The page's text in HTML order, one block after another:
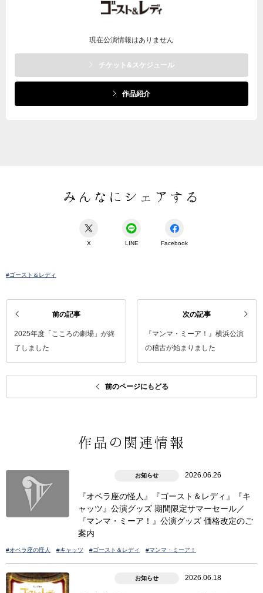
現在公演情報はありません
チケット&スケジュール
作品紹介
みんなにシェアする
X LINE Facebook
#ゴースト＆レディ
前の記事
2025年度「こころの劇場」が終
了しました
次の記事
『マンマ・ミーア！』横浜公演
の稽古が始まりました
前のページにもどる
作品の関連情報
お知らせ 2026.06.26
『オペラ座の怪人』『ゴースト＆レディ』『キ
ャッツ』公演グッズ 期間限定サマーセール／
『マンマ・ミーア！』公演グッズ 価格改定のご
案内
#オペラ座の怪人 #キャッツ #ゴースト＆レディ #マンマ・ミーア！
お知らせ 2026.06.18